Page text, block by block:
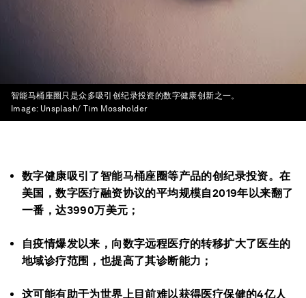
智能马桶座圈只是众多吸引创纪录投资的数字健康创新之一。
Image: Unsplash/ Tim Mossholder
数字健康吸引了智能马桶座圈等产品的创纪录投资。在
美国，数字医疗融资协议的平均规模自2019年以来翻了
一番，达3990万美元；
自疫情爆发以来，向数字远程医疗的转移扩大了医生的
地域诊疗范围，也提高了其诊断能力；
这可能有助于为世界上目前难以获得医疗保健的4亿人